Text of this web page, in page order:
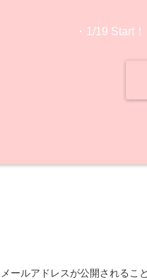
・1/19 Start
メールアドレスが公開されるこ